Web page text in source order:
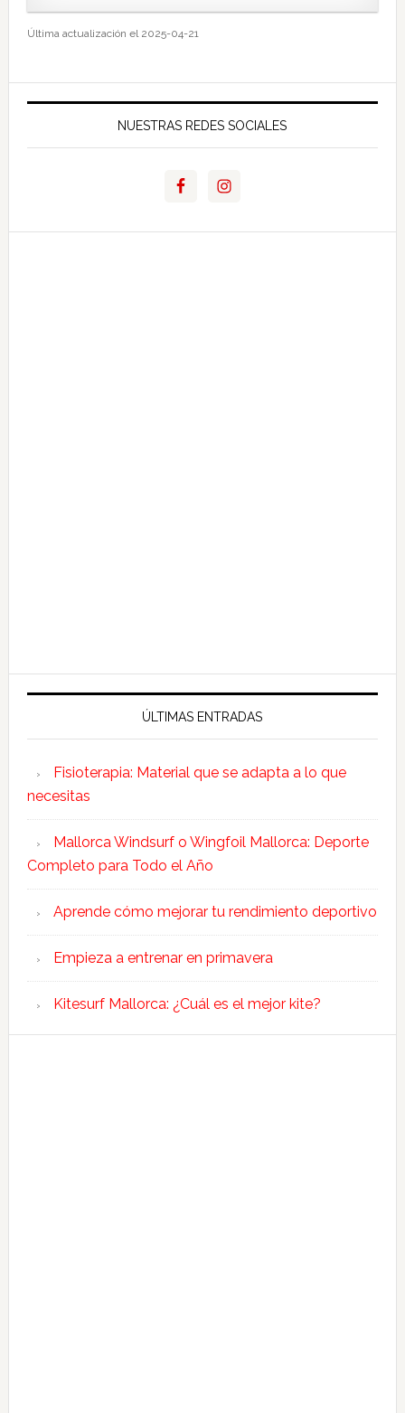
Última actualización el 2025-04-21
NUESTRAS REDES SOCIALES
ÚLTIMAS ENTRADAS
Fisioterapia: Material que se adapta a lo que
necesitas
Mallorca Windsurf o Wingfoil Mallorca: Deporte
Completo para Todo el Año
Aprende cómo mejorar tu rendimiento deportivo
Empieza a entrenar en primavera
Kitesurf Mallorca: ¿Cuál es el mejor kite?